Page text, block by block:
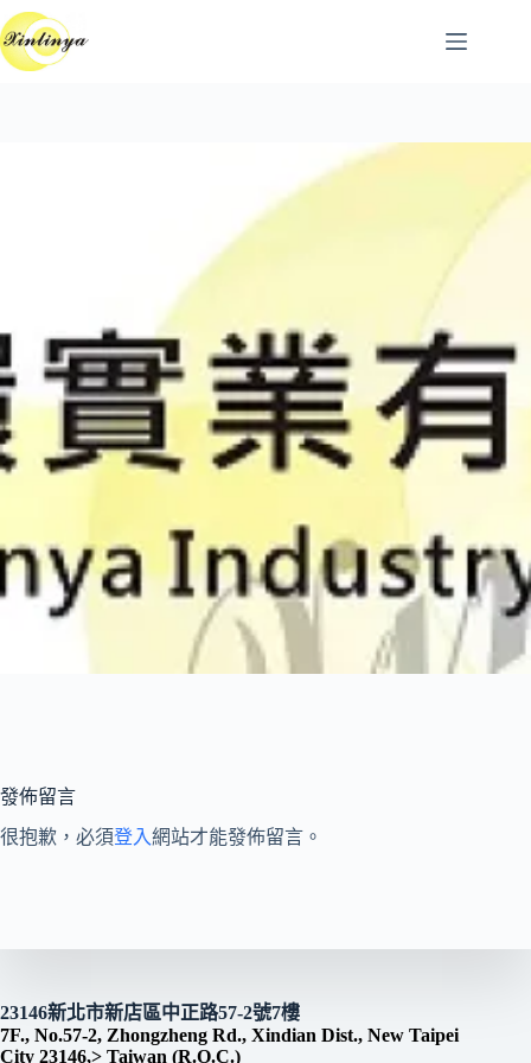
跳
至
主
發佈留言
很抱歉，必須登入網站才能發佈留言。
23146新北市新店區中正路57-2號7樓
7F., No.57-2, Zhongzheng Rd., Xindian Dist., New Taipei
City 23146,> Taiwan (R.O.C.)